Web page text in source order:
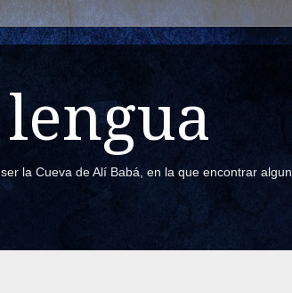
la Cueva de Alí Babá, en la que encontrar